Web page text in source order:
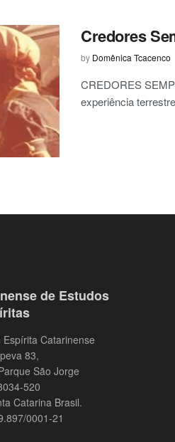
Credores
by Domênica Tcacenco
CREDORES
experiência
de Estudos
Catarinense
83,
São Jorge
520
Catarina Brasil.
0001-21